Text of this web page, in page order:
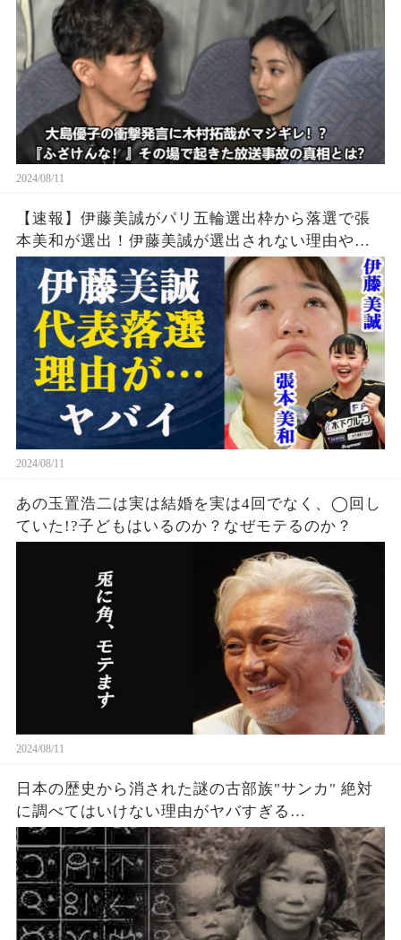
2024/08/11
【速報】伊藤美誠がパリ五輪選出枠から落選で張
本美和が選出！伊藤美誠が選出されない理由や勝
てなくなった理由・引退の噂の真相とは一体…張
本美和の知られざる実力に中国警戒体制か
2024/08/11
あの玉置浩二は実は結婚を実は4回でなく、◯回し
ていた!?子どもはいるのか？なぜモテるのか？
2024/08/11
日本の歴史から消された謎の古部族"サンカ" 絶対
に調べてはいけない理由がヤバすぎる…